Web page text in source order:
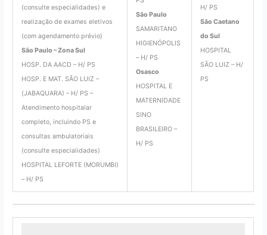
(consulte especialidades) e
realização de exames eletivos
(com agendamento prévio)
São Paulo – Zona Sul
HOSP. DA AACD – H/ PS
HOSP. E MAT. SÃO LUIZ –
(JABAQUARA) – H/ PS –
Atendimento hospitalar
completo, incluindo PS e
consultas ambulatoriais
(consulte especialidades)
HOSPITAL LEFORTE (MORUMBI)
– H/ PS
São Paulo
SAMARITANO
HIGIENÓPOLIS
– H/ PS
Osasco
HOSPITAL E
MATERNIDADE
SINO
BRASILEIRO –
H/ PS
H/ PS
São Caetano
do Sul
HOSPITAL
SÃO LUIZ – H/
PS